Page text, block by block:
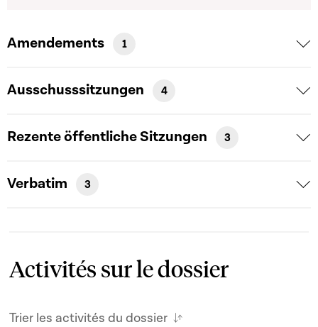
Amendements 1
Ausschusssitzungen 4
Rezente öffentliche Sitzungen 3
Verbatim 3
Activités sur le dossier
Trier les activités du dossier